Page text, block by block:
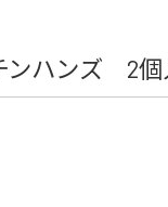
ンハンズ 2個